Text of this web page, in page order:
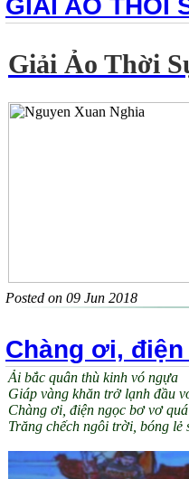
GIAI AO THOI
Giải Ảo Thời
Posted on 09 Jun 2018
Chàng ơi,
Ải bắc quân thù kinh vó ngựa
Giáp vàng khăn trở lạnh đầu
Chàng ơi, điện ngọc bơ vơ quá
Trăng chếch ngôi trời, bóng lẻ